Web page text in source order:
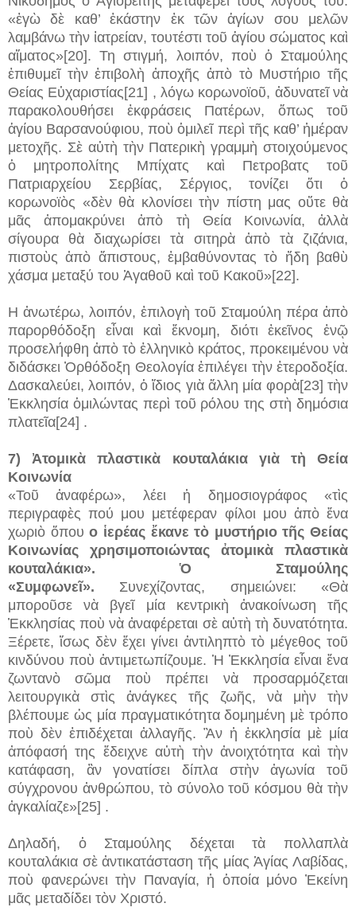
«ἐγὼ δὲ καθ’ ἑκάστην ἐκ τῶν ἁγίων σου μελῶν
λαμβάνω τὴν ἰατρείαν, τουτέστι τοῦ ἁγίου σώματος καὶ
αἵματος»[20]. Τη στιγμή, λοιπόν, ποὺ ὁ Σταμούλης
ἐπιθυμεῖ τὴν ἐπιβολὴ ἀποχῆς ἀπὸ τὸ Μυστήριο τῆς
Θείας Εὐχαριστίας[21] , λόγω κορωνοϊοῦ, ἀδυνατεῖ νὰ
παρακολουθήσει ἐκφράσεις Πατέρων, ὅπως τοῦ
ἁγίου Βαρσανούφιου, ποὺ ὁμιλεῖ περὶ τῆς καθ’ ἡμέραν
μετοχῆς. Σὲ αὐτὴ τὴν Πατερικὴ γραμμὴ στοιχούμενος
ὁ μητροπολίτης Μπίχατς καὶ Πετροβατς τοῦ
Πατριαρχείου Σερβίας, Σέργιος, τονίζει ὅτι ὁ
κορωνοϊὸς «δὲν θὰ κλονίσει τὴν πίστη μας οὔτε θὰ
μᾶς ἀπομακρύνει ἀπὸ τὴ Θεία Κοινωνία, ἀλλὰ
σίγουρα θὰ διαχωρίσει τὰ σιτηρὰ ἀπὸ τὰ ζιζάνια,
πιστοὺς ἀπὸ ἄπιστους, ἐμβαθύνοντας τὸ ἤδη βαθὺ
χάσμα μεταξύ του Ἀγαθοῦ καὶ τοῦ Κακοῦ»[22].
Η ἀνωτέρω, λοιπόν, ἐπιλογὴ τοῦ Σταμούλη πέρα ἀπὸ
παρορθόδοξη εἶναι καὶ ἔκνομη, διότι ἐκεῖνος ἐνῷ
προσελήφθη ἀπὸ τὸ ἑλληνικὸ κράτος, προκειμένου νὰ
διδάσκει Ὀρθόδοξη Θεολογία ἐπιλέγει τὴν ἑτεροδοξία.
Δασκαλεύει, λοιπόν, ὁ ἴδιος γιὰ ἄλλη μία φορὰ[23] τὴν
Ἐκκλησία ὁμιλώντας περὶ τοῦ ρόλου της στὴ δημόσια
πλατεῖα[24] .
7) Ἀτομικὰ πλαστικὰ κουταλάκια γιὰ τὴ Θεία
Κοινωνία
«Τοῦ ἀναφέρω», λέει ἡ δημοσιογράφος «τὶς
περιγραφὲς πού μου μετέφεραν φίλοι μου ἀπὸ ἕνα
χωριὸ ὄπουο ἱερέας ἔκανε τὸ μυστήριο τῆς Θείας
Κοινωνίας χρησιμοποιώντας ἀτομικὰ πλαστικὰ
κουταλάκια». Ὁ Σταμούλης
«Συμφωνεῖ». Συνεχίζοντας, σημειώνει: «Θὰ
μποροῦσε νὰ βγεῖ μία κεντρικὴ ἀνακοίνωση τῆς
Ἐκκλησίας ποὺ νὰ ἀναφέρεται σὲ αὐτὴ τὴ δυνατότητα.
Ξέρετε, ἴσως δὲν ἔχει γίνει ἀντιληπτὸ τὸ μέγεθος τοῦ
κινδύνου ποὺ ἀντιμετωπίζουμε. Ἡ Ἐκκλησία εἶναι ἕνα
ζωντανὸ σῶμα ποὺ πρέπει νὰ προσαρμόζεται
λειτουργικὰ στὶς ἀνάγκες τῆς ζωῆς, νὰ μὴν τὴν
βλέπουμε ὡς μία πραγματικότητα δομημένη μὲ τρόπο
ποὺ δὲν ἐπιδέχεται ἀλλαγῆς. Ἂν ἡ ἐκκλησία μὲ μία
ἀπόφασή της ἔδειχνε αὐτὴ τὴν ἀνοιχτότητα καὶ τὴν
κατάφαση, ἂν γονατίσει δίπλα στὴν ἀγωνία τοῦ
σύγχρονου ἀνθρώπου, τὸ σύνολο τοῦ κόσμου θὰ τὴν
ἀγκαλίαζε»[25] .
Δηλαδή, ὁ Σταμούλης δέχεται τὰ πολλαπλὰ
κουταλάκια σὲ ἀντικατάσταση τῆς μίας Ἁγίας Λαβίδας,
ποὺ φανερώνει τὴν Παναγία, ἡ ὁποία μόνο Ἐκείνη
μᾶς μεταδίδει τὸν Χριστό.